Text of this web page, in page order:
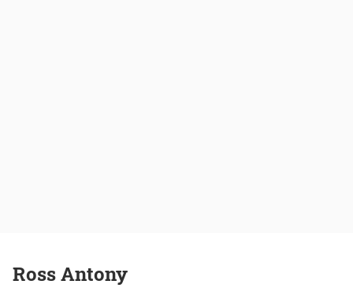
Ross Antony